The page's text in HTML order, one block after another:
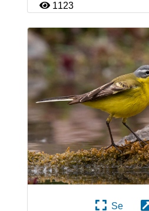
1123
Se